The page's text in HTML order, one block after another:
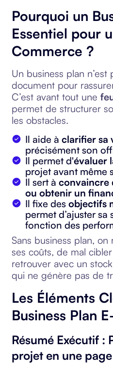
Pourquoi un
Essentiel pour
Commerce ?
Un business plan n’est
document pour
C’est avant tout une
permet de structurer
les obstacles.
Il aide à clarifier sa
précisément son
Il permet d'évaluer
projet avant même
Il sert à convaincre
ou obtenir un
Il fixe des objectifs
permet d’ajuster sa
fonction des
Sans business plan,
ses coûts, de mal
retrouver avec un
qui ne génère pas de
Les Éléments
Business Plan
Résumé Exécutif :
projet en une page